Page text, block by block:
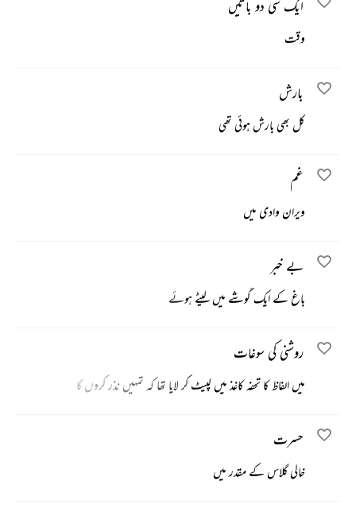
ایک سی دو باتیں
وقت
بارش
کل بھی بارش ہوئی تھی
غم
ویران وادی میں
بے خبر
باغ کے ایک گوشے میں لیٹے ہوئے
روشنی کی سوغات
میں الفاظ کا تحفہ کاغذ میں لپیٹ کر لایا تھا کہ تمہیں نذر کروں گا
حسرت
خالی گلاس کے مقدر میں